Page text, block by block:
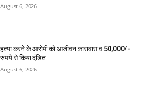
August 6, 2026
हत्या करने के आरोपी को आजीवन कारावास व 50,000/-
रुपये से किया दंडित
August 6, 2026